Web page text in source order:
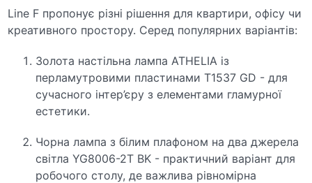
Line F пропонує різні рішення для квартири, офісу чи
креативного простору. Серед популярних варіантів:
Золота настільна лампа ATHELIA із
перламутровими пластинами T1537 GD - для
сучасного інтер’єру з елементами гламурної
естетики.
Чорна лампа з білим плафоном на два джерела
світла YG8006-2T BK - практичний варіант для
робочого столу, де важлива рівномірна